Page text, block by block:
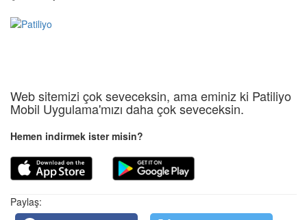
Web sitemizi çok seveceksin, ama eminiz ki Patiliyo
Mobil Uygulama'mızı daha çok seveceksin.
Hemen indirmek ister misin?
Paylaş: